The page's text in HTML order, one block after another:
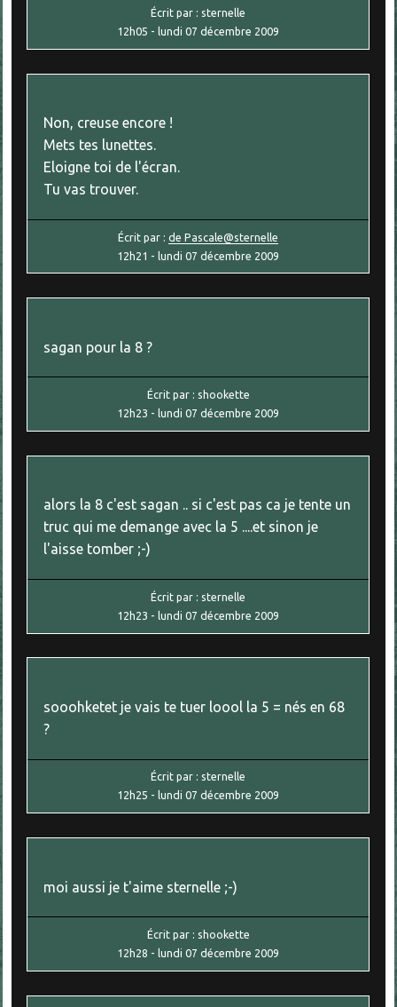
Écrit par : sternelle
12h05 - lundi 07 décembre 2009
Non, creuse encore !
Mets tes lunettes.
Eloigne toi de l'écran.
Tu vas trouver.
Écrit par :de Pascale@sternelle
12h21 -lundi 07 décembre 2009
sagan pour la 8 ?
Écrit par : shookette
12h23 - lundi 07 décembre 2009
alors la 8 c'est sagan .. si c'est pas ca je tente un
truc qui me demange avec la 5 ....et sinon je
l'aisse tomber ;-)
Écrit par : sternelle
12h23 -lundi 07 décembre 2009
sooohketet je vais te tuer loool la 5 = nés en 68
?
Écrit par : sternelle
12h25 - lundi 07 décembre 2009
moi aussi je t'aime sternelle ;-)
Écrit par : shookette
12h28 - lundi 07 décembre 2009